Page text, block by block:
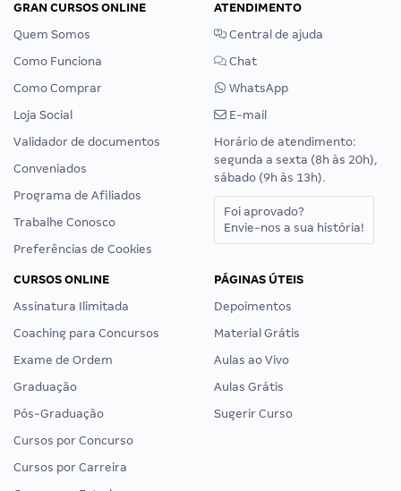
GRAN CURSOS ONLINE
Quem Somos
Como Funciona
Como Comprar
Loja Social
Validador de documentos
Conveniados
Programa de Afiliados
Trabalhe Conosco
Preferências de Cookies
ATENDIMENTO
Central de ajuda
Chat
WhatsApp
E-mail
Horário de atendimento:
segunda a sexta (8h às 20h),
sábado (9h às 13h).
Foi aprovado?
Envie-nos a sua história!
CURSOS ONLINE
Assinatura Ilimitada
Coaching para Concursos
Exame de Ordem
Graduação
Pós-Graduação
Cursos por Concurso
Cursos por Carreira
PÁGINAS ÚTEIS
Depoimentos
Material Grátis
Aulas ao Vivo
Aulas Grátis
Sugerir Curso